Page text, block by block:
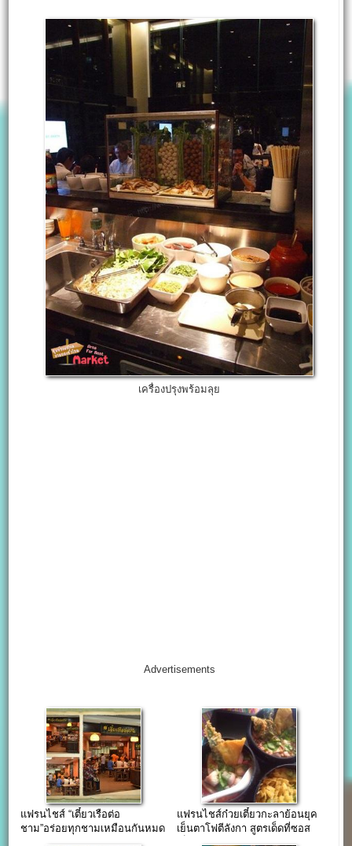
เครื่องปรุงพร้อมลุย
Advertisements
แฟรนไชส์ “เตี๋ยวเรือต่อ
ชาม”อร่อยทุกชามเหมือนกันหมด
แฟรนไชส์ก๋วยเตี๋ยวกะลาย้อนยุค
เย็นตาโฟตีลังกา สูตรเด็ดที่ซอส